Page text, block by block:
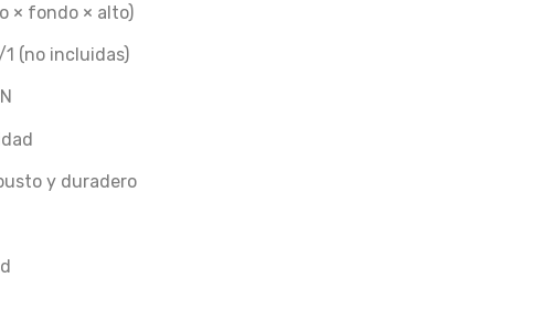
× fondo × alto)
1 (no incluidas)
y duradero